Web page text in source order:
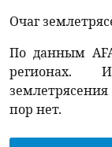
Очаг
По данным
регионах.
пор нет.